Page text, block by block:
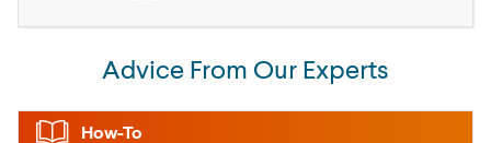
Advice From Our Experts
How-To